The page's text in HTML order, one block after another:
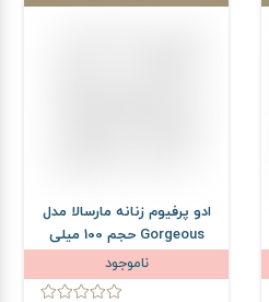
ادو پرفیوم زنانه مارسالا مدل
Gorgeous حجم 100 میلی
لیتر
ناموجود